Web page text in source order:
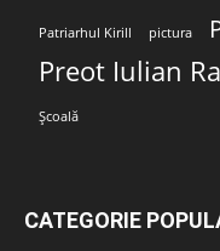
Patriarhul Kirill pictura
Preot Iulian
Școală
CATEGORIE